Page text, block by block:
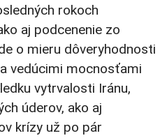
rokoch
aj podcenenie zo
o mieru dôveryhodnosti
vedúcimi mocnosťami
vytrvalosti Iránu,
úderov, ako aj
krízy už po pár